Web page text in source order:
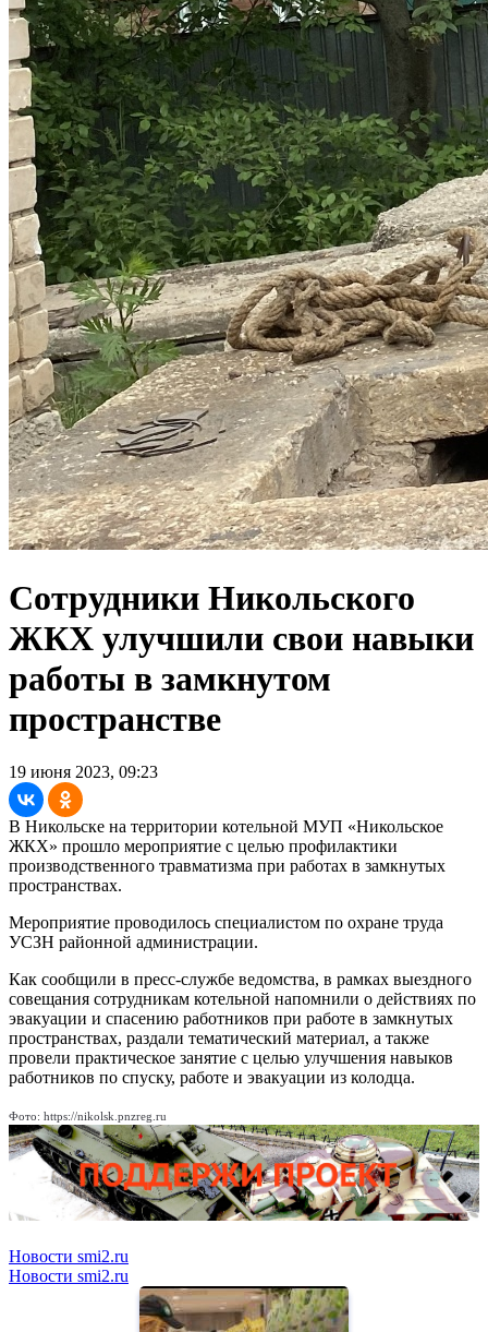
Сотрудники Никольского
ЖКХ улучшили свои навыки
работы в замкнутом
пространстве
19 июня 2023, 09:23
В Никольске на территории котельной МУП «Никольское
ЖКХ» прошло мероприятие с целью профилактики
производственного травматизма при работах в замкнутых
пространствах.
Мероприятие проводилось специалистом по охране труда
УСЗН районной администрации.
Как сообщили в пресс-службе ведомства, в рамках выездного
совещания сотрудникам котельной напомнили о действиях по
эвакуации и спасению работников при работе в замкнутых
пространствах, раздали тематический материал, а также
провели практическое занятие с целью улучшения навыков
работников по спуску, работе и эвакуации из колодца.
Фото: https://nikolsk.pnzreg.ru
Новости smi2.ru
Новости smi2.ru